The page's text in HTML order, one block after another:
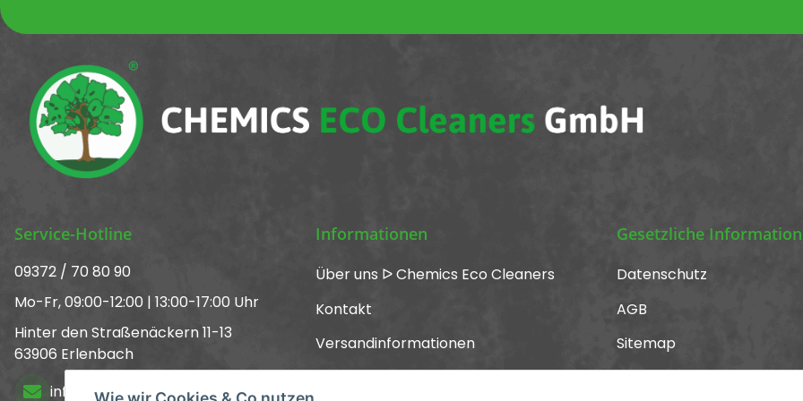
Service-Hotline
09372 / 70 80 90
Mo-Fr, 09:00-12:00 | 13:00-17:00 Uhr
Hinter den Straßenäckern 11-13
63906 Erlenbach
info@chemics.eu
Informationen
Über uns ᐅ Chemics Eco Cleaners
Kontakt
Versandinformationen
Newsletter
Gesetzliche
Datenschutz
AGB
Sitemap
Impressum